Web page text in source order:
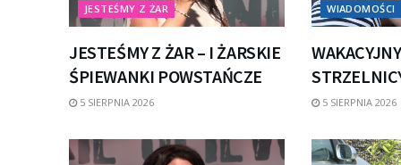
JESTEŚMY Z ŻAR
JESTEŚMY Z ŻAR – I ŻARSKIE
ŚPIEWANKI POWSTAŃCZE
5 SIERPNIA 2026
WIADOMOŚCI
5 SIERPNIA 2026